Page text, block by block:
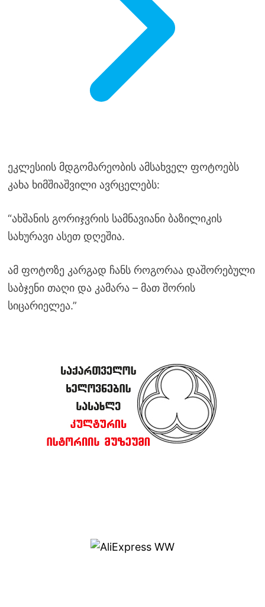
ეკლესიის მდგომარეობის ამსახველ ფოტოებს
კახა ხიმშიაშვილი ავრცელებს:
“ახშანის გორიჯვრის სამნავიანი ბაზილიკის
სახურავი ასეთ დღეშია.
ამ ფოტოზე კარგად ჩანს როგორაა დაშორებული
საბჯენი თაღი და კამარა – მათ შორის
სიცარიელეა.”